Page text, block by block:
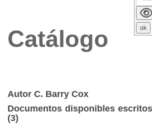
Catálogo
Autor C. Barry Cox
Documentos disponibles
(3)